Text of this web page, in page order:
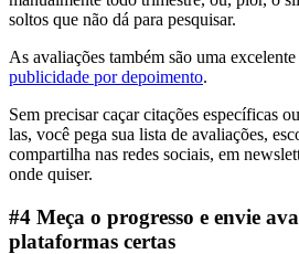
soltos que não dá para pesquisar.
As avaliações também são uma
publicidade por depoimento.
Sem precisar caçar citações específicas
las, você pega sua lista de avaliações,
compartilha nas redes sociais, em
onde quiser.
#4 Meça o progresso e envie
plataformas certas